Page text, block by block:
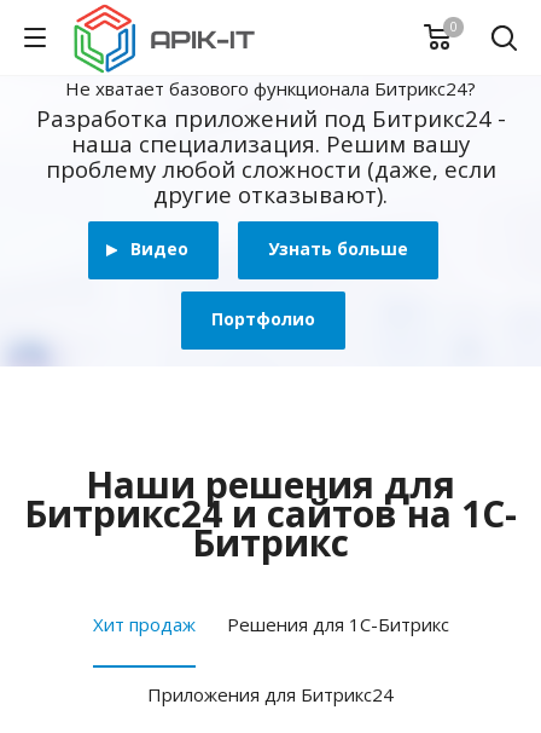
0
Не хватает базового функционала Битрикс24?
Разработка приложений под Битрикс24 -
наша специализация. Решим вашу
проблему любой сложности (даже, если
другие отказывают).
Видео Узнать больше
Портфолио
Наши решения для
Битрикс24 и сайтов на 1С-
Битрикс
Хит продаж Решения для 1С-Битрикс
Приложения для Битрикс24